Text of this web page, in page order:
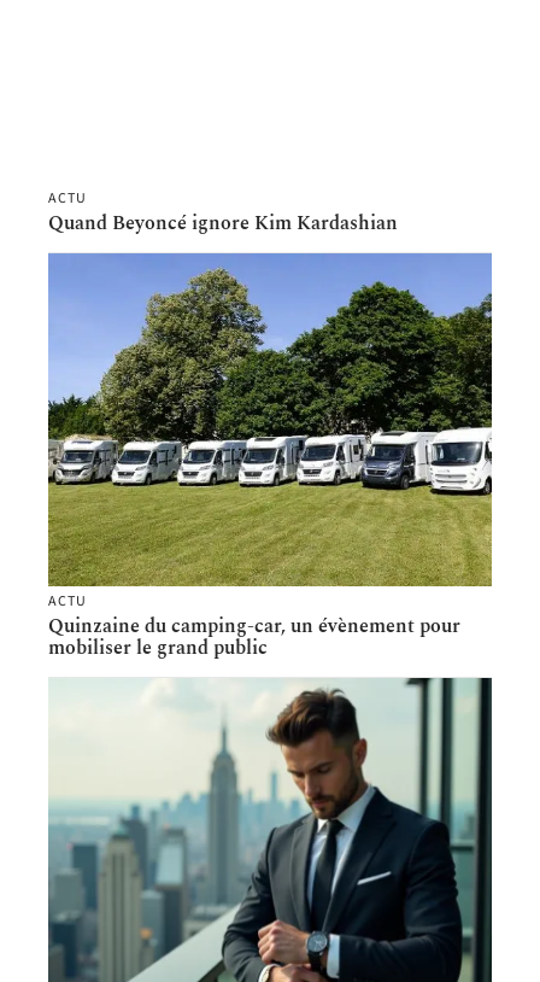
ACTU
Quand Beyoncé ignore Kim Kardashian
ACTU
Quinzaine du camping-car, un évènement pour
mobiliser le grand public